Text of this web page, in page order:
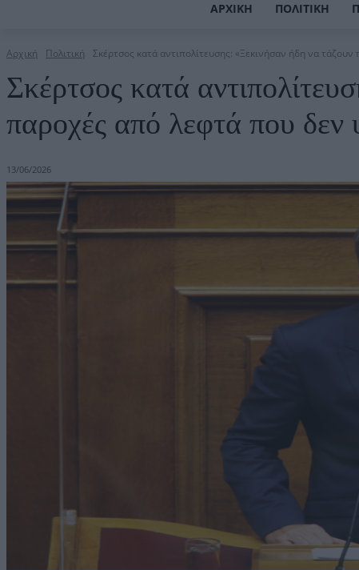
ΑΡΧΙΚΉ ΠΟΛΙΤΙΚΉ
Αρχική Πολιτική Σκέρτσος κατά αντιπολίτευσης: «Ξεκινήσαν ήδη να
Σκέρτσος κατά
παροχές από λεφτά που δεν
13/06/2026